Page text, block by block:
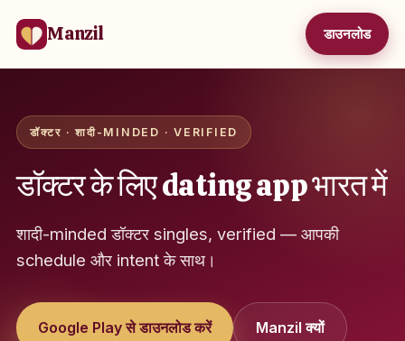
Manzil डाउनलोड
डॉक्टर · शादी-MINDED · VERIFIED
डॉक्टर के लिए dating app भारत में
शादी-minded डॉक्टर singles, verified — आपकी
schedule और intent के साथ।
Google Play से डाउनलोड करें Manzil क्यों